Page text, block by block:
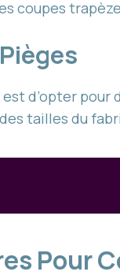
coupes
d’opter
tailles du
Pour